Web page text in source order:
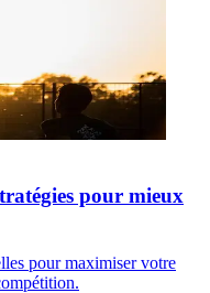
pour mieux
pour maximiser votre